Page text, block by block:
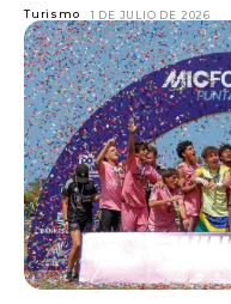
Turismo 1 DE JULIO DE 2026